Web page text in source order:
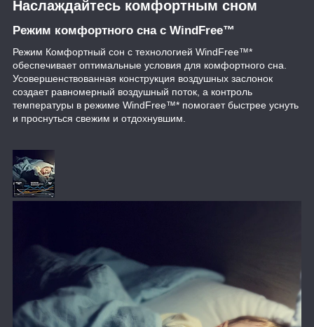
Наслаждайтесь комфортным сном
Режим комфортного сна с WindFree™
Режим Комфортный сон с технологией WindFree™*
обеспечивает оптимальные условия для комфортного сна.
Усовершенствованная конструкция воздушных заслонок
создает равномерный воздушный поток, а контроль
температуры в режиме WindFree™* помогает быстрее уснуть
и проснуться свежим и отдохнувшим.